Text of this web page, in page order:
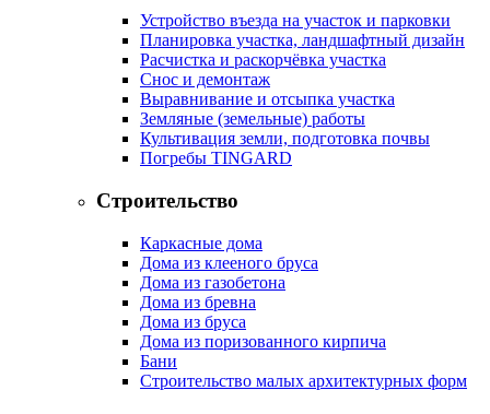
Устройство въезда на участок и парковки
Планировка участка, ландшафтный дизайн
Расчистка и раскорчёвка участка
Снос и демонтаж
Выравнивание и отсыпка участка
Земляные (земельные) работы
Культивация земли, подготовка почвы
Погребы TINGARD
Строительство
Каркасные дома
Дома из клееного бруса
Дома из газобетона
Дома из бревна
Дома из бруса
Дома из поризованного кирпича
Бани
Строительство малых архитектурных форм